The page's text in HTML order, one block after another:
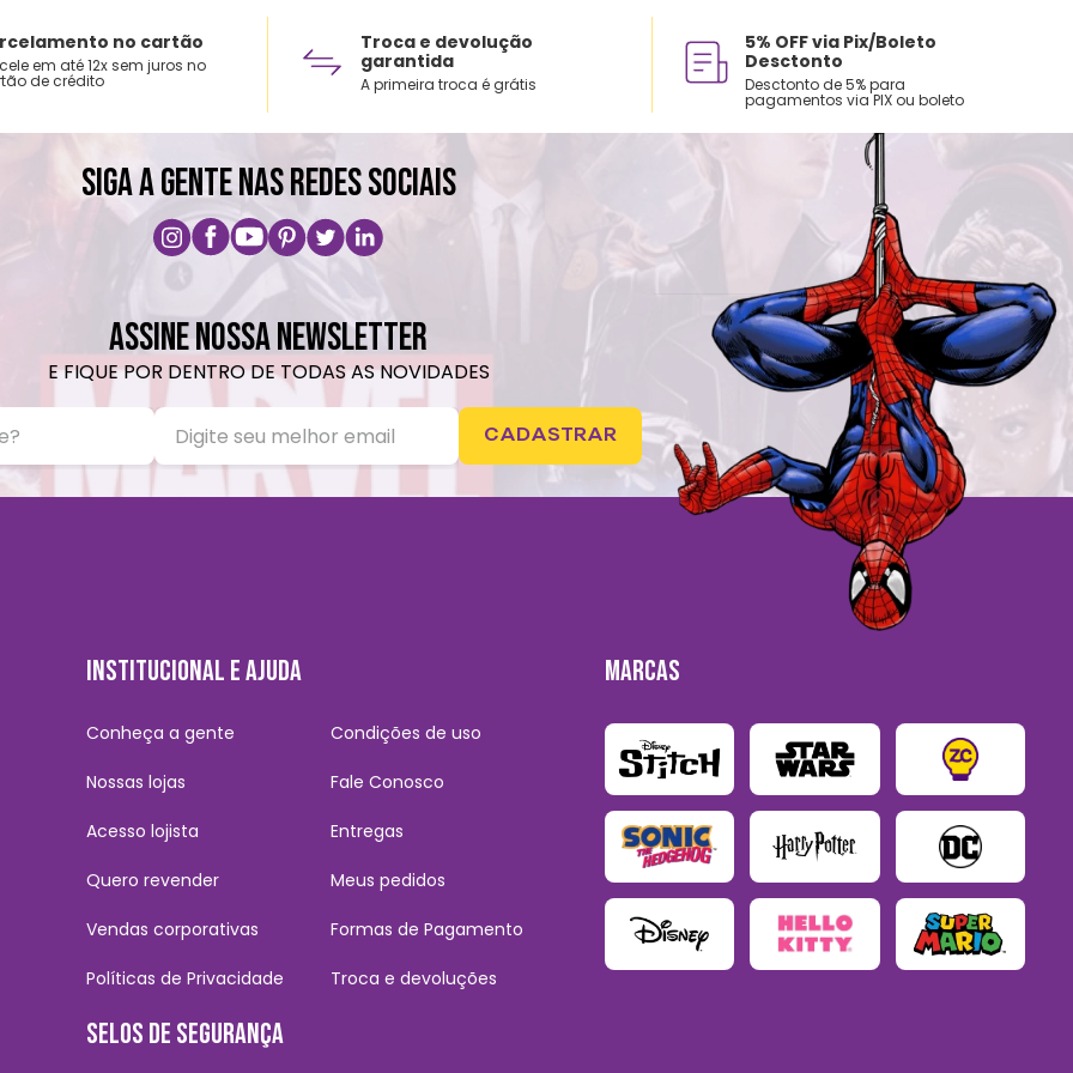
no cartão
em até 12x sem juros no
de crédito
Troca e devolução
garantida
A primeira troca é grátis
5% OFF via Pix/Boleto
Desctonto
Desctonto de 5% para
pagamentos via PIX ou boleto
SIGA A GENTE NAS REDES SOCIAIS
ASSINE NOSSA NEWSLETTER
E FIQUE POR DENTRO DE TODAS AS NOVIDADES
CADASTRAR
INSTITUCIONAL E AJUDA
Conheça a gente
Nossas lojas
Acesso lojista
Quero revender
Vendas corporativas
Políticas de Privacidade
Condições de uso
Fale Conosco
Entregas
Meus pedidos
Formas de Pagamento
Troca e devoluções
SELOS DE SEGURANÇA
MARCAS